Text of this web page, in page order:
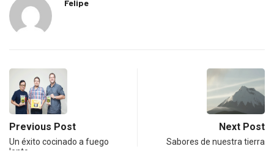
Felipe
Previous Post
Un éxito cocinado a fuego
lento
Next Post
Sabores de nuestra tierra